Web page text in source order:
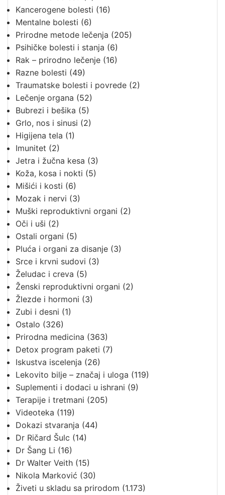
Kancerogene bolesti (16)
Mentalne bolesti (6)
Prirodne metode lečenja (205)
Psihičke bolesti i stanja (6)
Rak – prirodno lečenje (16)
Razne bolesti (49)
Traumatske bolesti i povrede (2)
Lečenje organa (52)
Bubrezi i bešika (5)
Grlo, nos i sinusi (2)
Higijena tela (1)
Imunitet (2)
Jetra i žučna kesa (3)
Koža, kosa i nokti (5)
Mišići i kosti (6)
Mozak i nervi (3)
Muški reproduktivni organi (2)
Oči i uši (2)
Ostali organi (5)
Pluća i organi za disanje (3)
Srce i krvni sudovi (3)
Želudac i creva (5)
Ženski reproduktivni organi (2)
Žlezde i hormoni (3)
Zubi i desni (1)
Ostalo (326)
Prirodna medicina (363)
Detox program paketi (7)
Iskustva iscelenja (26)
Lekovito bilje – značaj i uloga (119)
Suplementi i dodaci u ishrani (9)
Terapije i tretmani (205)
Videoteka (119)
Dokazi stvaranja (44)
Dr Ričard Šulc (14)
Dr Šang Li (16)
Dr Walter Veith (15)
Nikola Marković (30)
Živeti u skladu sa prirodom (1.173)